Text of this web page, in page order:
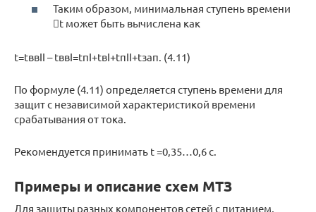
Таким образом, минимальная ступень времени
t может быть вычислена как
t=tввII – tввI=tпI+tвI+tпII+tзап. (4.11)
По формуле (4.11) определяется ступень времени для
защит с независимой характеристикой времени
срабатывания от тока.
Рекомендуется принимать t =0,35…0,6 с.
Примеры и описание схем МТЗ
Для защиты разных компонентов сетей с питанием,